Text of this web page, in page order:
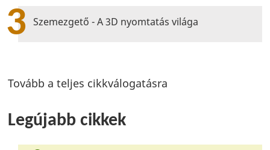
3 Szemezgető - A 3D nyomtatás világa
Tovább a teljes cikkválogatásra
Legújabb cikkek